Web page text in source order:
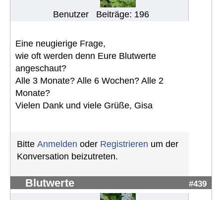
Benutzer Beiträge: 196
Eine neugierige Frage,
wie oft werden denn Eure Blutwerte
angeschaut?
Alle 3 Monate? Alle 6 Wochen? Alle 2
Monate?
Vielen Dank und viele Grüße, Gisa
Bitte Anmelden oder Registrieren um der
Konversation beizutreten.
Blutwerte #439